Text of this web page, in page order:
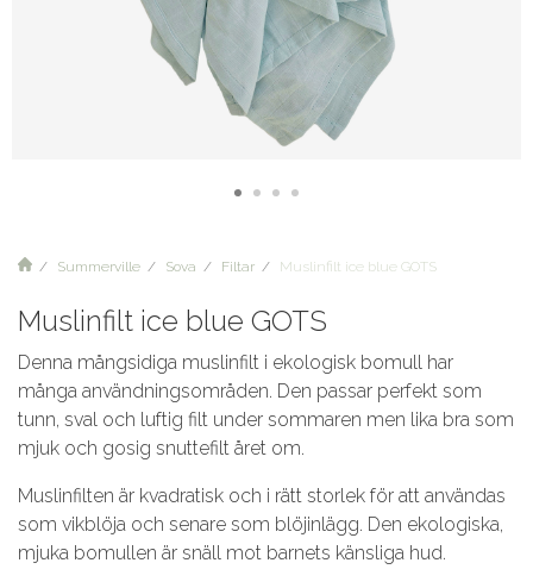
Summerville Sova Filtar Muslinfilt ice blue GOTS
Muslinfilt ice blue GOTS
Denna mångsidiga muslinfilt i ekologisk bomull har
många användningsområden. Den passar perfekt som
tunn, sval och luftig filt under sommaren men lika bra som
mjuk och gosig snuttefilt året om.
Muslinfilten är kvadratisk och i rätt storlek för att användas
som vikblöja och senare som blöjinlägg. Den ekologiska,
mjuka bomullen är snäll mot barnets känsliga hud.